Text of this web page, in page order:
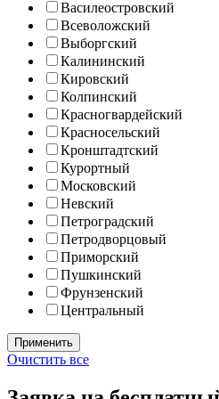
Василеостровский
Всеволожский
Выборгский
Калининский
Кировский
Колпинский
Красногвардейский
Красносельский
Кронштадтский
Курортный
Московский
Невский
Петроградский
Петродворцовый
Приморский
Пушкинский
Фрунзенский
Центральный
Очистить все